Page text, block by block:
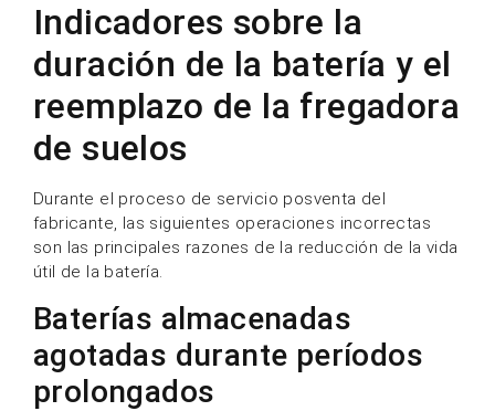
Indicadores sobre la
duración de la batería y el
reemplazo de la fregadora
de suelos
Durante el proceso de servicio posventa del
fabricante, las siguientes operaciones incorrectas
son las principales razones de la reducción de la vida
útil de la batería.
Baterías almacenadas
agotadas durante períodos
prolongados